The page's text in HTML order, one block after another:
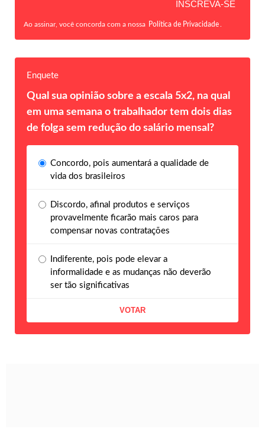
Ao assinar, você concorda com a nossa Política de Privacidade
Enquete
Qual sua opinião sobre a escala 5x2, na qual
em uma semana o trabalhador tem dois dias
de folga sem redução do salário mensal?
Concordo, pois aumentará a qualidade de
vida dos brasileiros
Discordo, afinal produtos e serviços
provavelmente ficarão mais caros para
compensar novas contratações
Indiferente, pois pode elevar a
informalidade e as mudanças não deverão
ser tão significativas